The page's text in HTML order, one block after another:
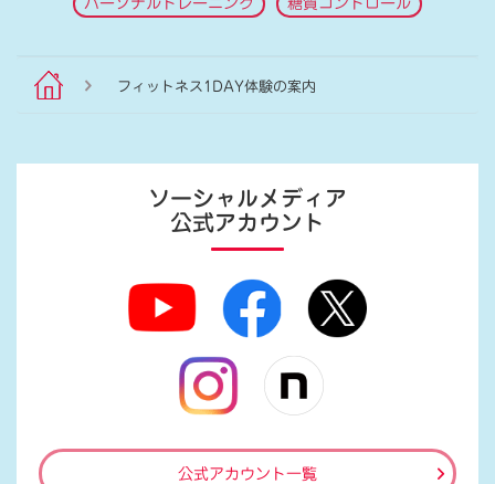
パーソナルトレーニング 糖質コントロール
フィットネス1DAY体験の案内
ソーシャルメディア
公式アカウント
公式アカウント一覧